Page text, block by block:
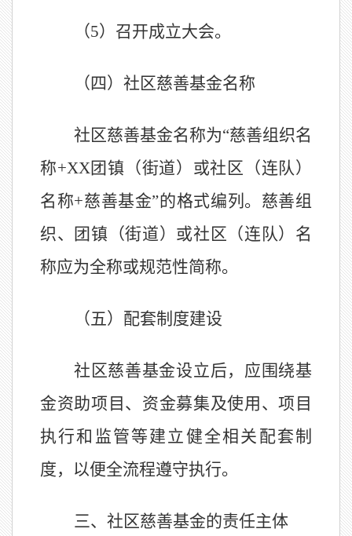
（5）召开成立大会。
（四）社区慈善基金名称
社区慈善基金名称为“慈善组织名
称+XX团 镇 （街道）或社区 （连队）
名称+慈善基金”的格式编列。 慈善组
织、
团 镇 （街道）或社区 （连队） 名
称应为全称或规范性简称。
（五）配套制度建设
社区慈善基金设立后，应围绕基
金资助项目、资金募集及使用、项目
执行和监管等建立健全相关配套制
度，以便全流程遵守执行。
三、社区慈善基金的责任主体